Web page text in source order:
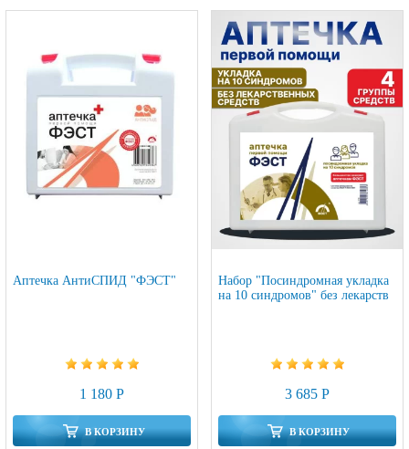
Аптечка АнтиСПИД "ФЭСТ"
1 180 Р
В КОРЗИНУ
Набор "Посиндромная укладка
на 10 синдромов" без лекарств
3 685 Р
В КОРЗИНУ